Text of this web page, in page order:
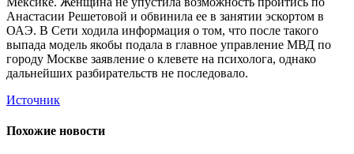
Анастасии Решетовой и обвинила ее в занятии эскортом в
ОАЭ. В Сети ходила информация о том, что после такого
выпада модель якобы подала в главное управление МВД по
городу Москве заявление о клевете на психолога, однако
дальнейших разбирательств не последовало.
Источник
Похожие новости